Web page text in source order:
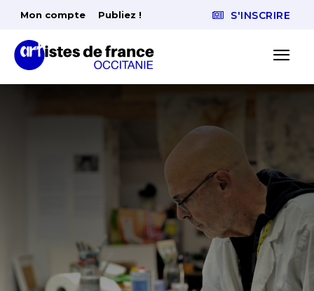
Mon compte Publiez ! S'INSCRIRE